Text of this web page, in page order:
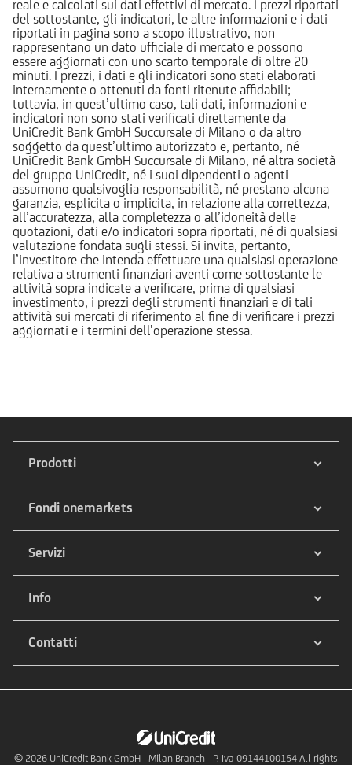
reale e calcolati sui dati effettivi di mercato. I prezzi riportati
del sottostante, gli indicatori, le altre informazioni e i dati
riportati in pagina sono a scopo illustrativo, non
rappresentano un dato ufficiale di mercato e possono
essere aggiornati con uno scarto temporale di oltre 20
minuti. I prezzi, i dati e gli indicatori sono stati elaborati
internamente o ottenuti da fonti ritenute affidabili;
tuttavia, in quest’ultimo caso, tali dati, informazioni e
indicatori non sono stati verificati direttamente da
UniCredit Bank GmbH Succursale di Milano o da altro
soggetto da quest’ultimo autorizzato e, pertanto, né
UniCredit Bank GmbH Succursale di Milano, né altra società
del gruppo UniCredit, né i suoi dipendenti o agenti
assumono qualsivoglia responsabilità, né prestano alcuna
garanzia, esplicita o implicita, in relazione alla correttezza,
all’accuratezza, alla completezza o all’idoneità delle
quotazioni, dati e/o indicatori sopra riportati, né di qualsiasi
valutazione fondata sugli stessi. Si invita, pertanto,
l’investitore che intenda effettuare una qualsiasi operazione
relativa a strumenti finanziari aventi come sottostante le
attività sopra indicate a verificare, prima di qualsiasi
investimento, i prezzi degli strumenti finanziari e di tali
attività sui mercati di riferimento al fine di verificare i prezzi
aggiornati e i termini dell’operazione stessa.
Prodotti
Fondi onemarkets
Servizi
Info
Contatti
© 2026 UniCredit Bank GmbH - Milan Branch - P. Iva 09144100154 All rights